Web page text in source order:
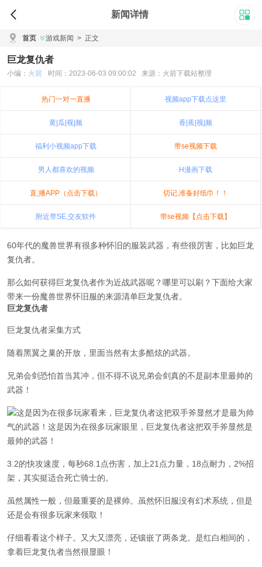
新闻详情
首页 游戏新闻 > 正文
巨龙复仇者
小编： 火箭 时间：2023-06-03 09:00:02 来源：火箭下载站整理
热门一对一直播 视频app下载点这里
黄|瓜|视|频 香|蕉|视|频
福利小视频app下载 带se视频下载
男人都喜欢的视频 H漫画下载
直,播APP（点击下载） 切记,准备好纸巾！！
附近带SE,交友软件 带se视频【点击下载】
60年代的魔兽世界有很多种怀旧的服装武器，有些很厉害，比如巨龙
复仇者。
那么如何获得巨龙复仇者作为近战武器呢？哪里可以刷？下面给大家
带来一份魔兽世界怀旧服的来源清单巨龙复仇者。
巨龙复仇者
巨龙复仇者采集方式
随着黑翼之巢的开放，里面当然有太多酷炫的武器。
兄弟会剑恐怕首当其冲，但不得不说兄弟会剑真的不是副本里最帅的
武器！
这是因为在很多玩家看来，巨龙复仇者这把双手斧显然才是最为帅
气的武器！这是因为在很多玩家眼里，巨龙复仇者这把双手斧显然是
最帅的武器！
3.2的快攻速度，每秒68.1点伤害，加上21点力量，18点耐力，2%招
架，其实挺适合死亡骑士的。
虽然属性一般，但最重要的是裸帅。虽然怀旧服没有幻术系统，但是
还是会有很多玩家来领取！
仔细看看这个样子。又大又漂亮，还镶嵌了两条龙。是红白相间的，
拿着巨龙复仇者当然很显眼！